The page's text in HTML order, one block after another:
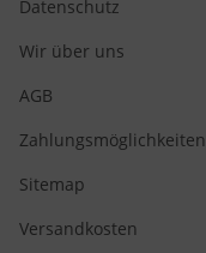
Datenschutz
Wir über uns
AGB
Zahlungsmöglichkeiten
Sitemap
Versandkosten